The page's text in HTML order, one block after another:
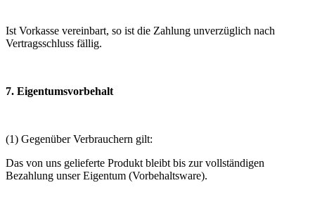
Ist Vorkasse vereinbart, so ist die Zahlung unverzüglich nach
Vertragsschluss fällig.
7. Eigentumsvorbehalt
(1) Gegenüber Verbrauchern gilt:
Das von uns gelieferte Produkt bleibt bis zur vollständigen
Bezahlung unser Eigentum (Vorbehaltsware).